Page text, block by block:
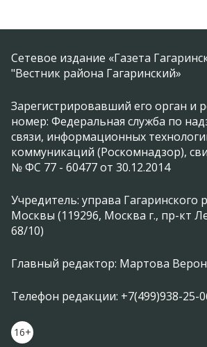
Сетевое издание «Газета
"Вестник района Гагаринский»
Зарегистрировавший его орган и
номер: Федеральная служба по
связи, информационных
коммуникаций (Роскомнадзор),
№ ФС 77 - 60477 от 30.12.2014
Учредитель: управа Гагаринского
Москвы (119296, Москва г., пр-кт
68/10)
Главный редактор: Мартова
Телефон редакции: +7(499)938-25-
16+